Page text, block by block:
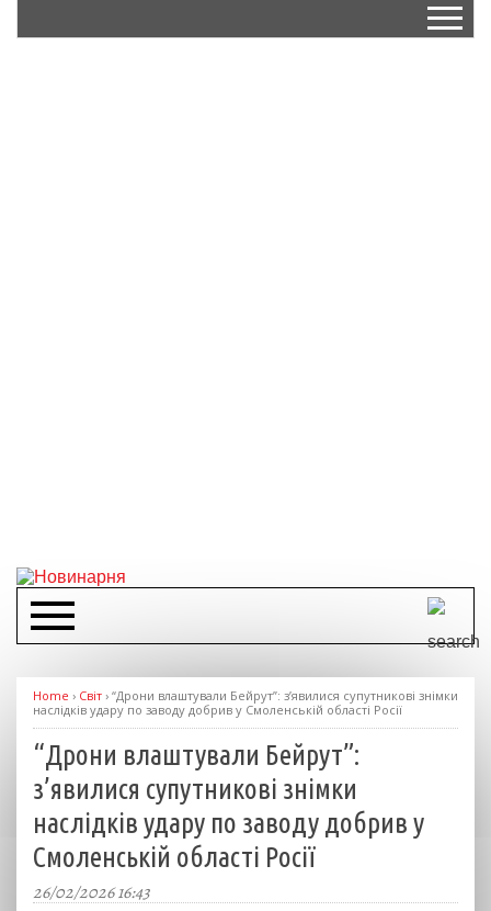
Home › Світ › “Дрони влаштували Бейрут”: з’явилися супутникові знімки
наслідків удару по заводу добрив у Смоленській області Росії
“Дрони влаштували Бейрут”:
з’явилися супутникові знімки
наслідків удару по заводу добрив у
Смоленській області Росії
26/02/2026 16:43